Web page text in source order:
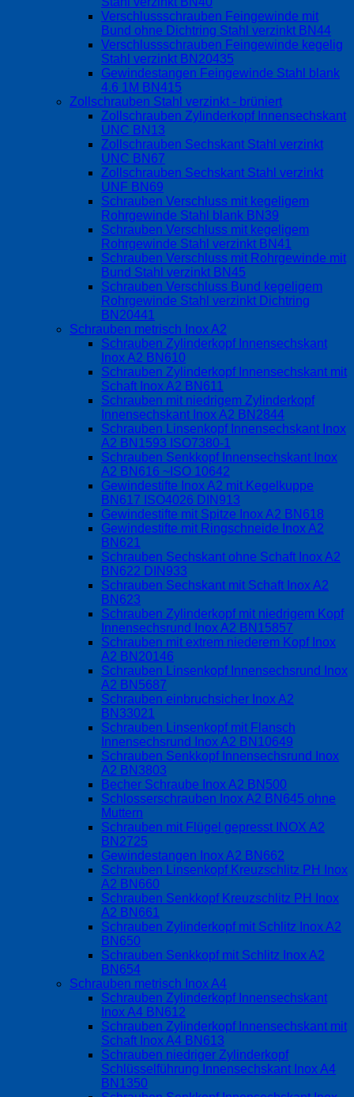
Verschlussschrauben Feingewinde mit
Bund ohne Dichtring Stahl verzinkt BN44
Verschlussschrauben Feingewinde kegelig
Stahl verzinkt BN20435
Gewindestangen Feingewinde Stahl blank
4.6 1M BN415
Zollschrauben Stahl verzinkt - brüniert
Zollschrauben Zylinderkopf Innensechskant
UNC BN13
Zollschrauben Sechskant Stahl verzinkt
UNC BN67
Zollschrauben Sechskant Stahl verzinkt
UNF BN69
Schrauben Verschluss mit kegeligem
Rohrgewinde Stahl blank BN39
Schrauben Verschluss mit kegeligem
Rohrgewinde Stahl verzinkt BN41
Schrauben Verschluss mit Rohrgewinde mit
Bund Stahl verzinkt BN45
Schrauben Verschluss Bund kegeligem
Rohrgewinde Stahl verzinkt Dichtring
BN20441
Schrauben metrisch Inox A2
Schrauben Zylinderkopf Innensechskant
Inox A2 BN610
Schrauben Zylinderkopf Innensechskant mit
Schaft Inox A2 BN611
Schrauben mit niedrigem Zylinderkopf
Innensechskant Inox A2 BN2844
Schrauben Linsenkopf Innensechskant Inox
A2 BN1593 ISO7380-1
Schrauben Senkkopf Innensechskant Inox
A2 BN616 ~ISO 10642
Gewindestifte Inox A2 mit Kegelkuppe
BN617 ISO4026 DIN913
Gewindestifte mit Spitze Inox A2 BN618
Gewindestifte mit Ringschneide Inox A2
BN621
Schrauben Sechskant ohne Schaft Inox A2
BN622 DIN933
Schrauben Sechskant mit Schaft Inox A2
BN623
Schrauben Zylinderkopf mit niedrigem Kopf
Innensechsrund Inox A2 BN15857
Schrauben mit extrem niederem Kopf Inox
A2 BN20146
Schrauben Linsenkopf Innensechsrund Inox
A2 BN5687
Schrauben einbruchsicher Inox A2
BN33021
Schrauben Linsenkopf mit Flansch
Innensechsrund Inox A2 BN10649
Schrauben Senkkopf Innensechsrund Inox
A2 BN3803
Becher Schraube Inox A2 BN500
Schlosserschrauben Inox A2 BN645 ohne
Muttern
Schrauben mit Flügel gepresst INOX A2
BN2725
Gewindestangen Inox A2 BN662
Schrauben Linsenkopf Kreuzschlitz PH Inox
A2 BN660
Schrauben Senkkopf Kreuzschlitz PH Inox
A2 BN661
Schrauben Zylinderkopf mit Schlitz Inox A2
BN650
Schrauben Senkkopf mit Schlitz Inox A2
BN654
Schrauben metrisch Inox A4
Schrauben Zylinderkopf Innensechskant
Inox A4 BN612
Schrauben Zylinderkopf Innensechskant mit
Schaft Inox A4 BN613
Schrauben niedriger Zylinderkopf
Schlüsselführung Innensechskant Inox A4
BN1350